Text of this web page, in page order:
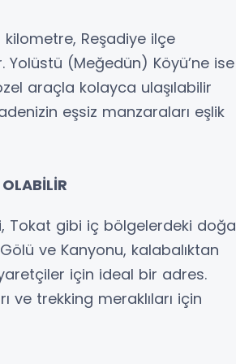
kilometre, Reşadiye ilçe
Yolüstü (Meğedün) Köyü’ne ise
araçla kolayca ulaşılabilir
eşsiz manzaraları eşlik
Tokat gibi iç bölgelerdeki doğa
ve Kanyonu, kalabalıktan
için ideal bir adres.
ve trekking meraklıları için